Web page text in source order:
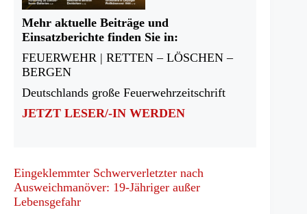
Mehr aktuelle Beiträge und
Einsatzberichte finden Sie in:
FEUERWEHR | RETTEN – LÖSCHEN –
BERGEN
Deutschlands große Feuerwehrzeitschrift
JETZT LESER/-IN WERDEN
Eingeklemmter Schwerverletzter nach
Ausweichmanöver: 19-Jähriger außer
Lebensgefahr